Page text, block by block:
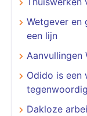
Wetgever en
een lijn
Aanvullingen
​​​​​​​Odido is een
Dakloze